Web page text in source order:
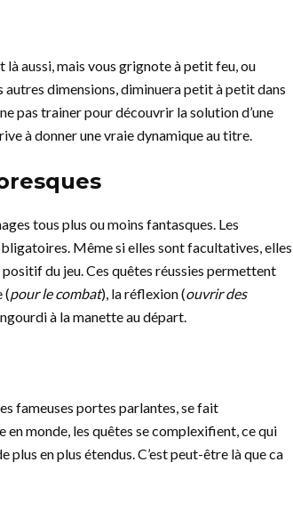
aussi, mais vous grignote à petit feu, ou
dimensions, diminuera petit à petit dans
pas trainer pour découvrir la solution d’une
à donner une vraie dynamique au titre.
tous plus ou moins fantasques. Les
Même si elles sont facultatives, elles
du jeu. Ces quêtes réussies permettent
(pour le combat), la réflexion (ouvrir des
à la manette au départ.
fameuses portes parlantes, se fait
monde, les quêtes se complexifient, ce qui
plus en plus étendus. C’est peut-être là que ca